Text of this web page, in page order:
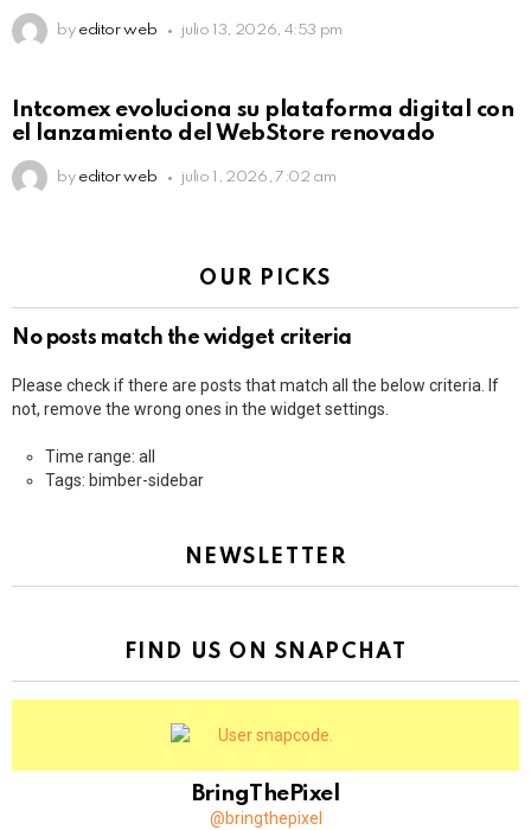
by editor web julio 13, 2026, 4:53 pm
Intcomex evoluciona su plataforma digital con
el lanzamiento del WebStore renovado
by editor web julio 1, 2026, 7:02 am
OUR PICKS
No posts match the widget criteria
Please check if there are posts that match all the below criteria. If
not, remove the wrong ones in the widget settings.
Time range: all
Tags: bimber-sidebar
NEWSLETTER
FIND US ON SNAPCHAT
BringThePixel
@bringthepixel